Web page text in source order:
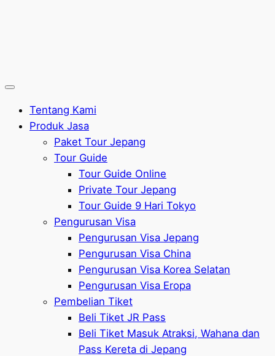
Tentang Kami
Produk Jasa
Paket Tour Jepang
Tour Guide
Tour Guide Online
Private Tour Jepang
Tour Guide 9 Hari Tokyo
Pengurusan Visa
Pengurusan Visa Jepang
Pengurusan Visa China
Pengurusan Visa Korea Selatan
Pengurusan Visa Eropa
Pembelian Tiket
Beli Tiket JR Pass
Beli Tiket Masuk Atraksi, Wahana dan
Pass Kereta di Jepang